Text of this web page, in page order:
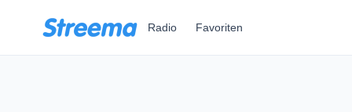
Radio Favoriten